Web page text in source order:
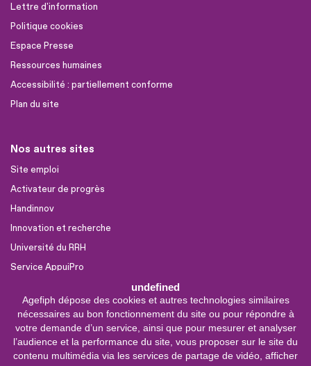
undefined
Agefiph dépose des cookies et autres technologies similaires
nécessaires au bon fonctionnement du site ou pour répondre à
votre demande d’un service, ainsi que pour mesurer et analyser
l’audience et la performance du site, vous proposer sur le site du
contenu multimédia via les services de partage de vidéo, afficher
Lettre d'information
Politique cookies
Espace Presse
Ressources humaines
Accessibilité : partiellement conforme
Plan du site
Nos autres sites
Site emploi
Activateur de progrès
Handinnov
Innovation et recherche
Université du RRH
Service AppuiPro
Nous suivre
Youtube
Linkedin